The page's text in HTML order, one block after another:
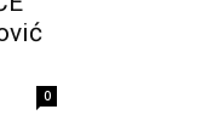
0